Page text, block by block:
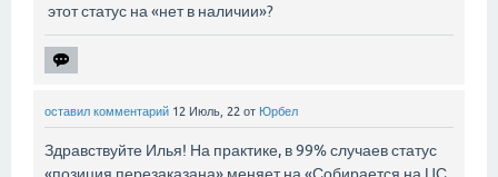
этот статус на «нет в наличии»?
оставил комментарий 12 Июль, 22 от Юрбел
Здравствуйте Илья! На практике, в 99% случаев статус
«позиция перезаказана» меняет на «Собирается на ЦС